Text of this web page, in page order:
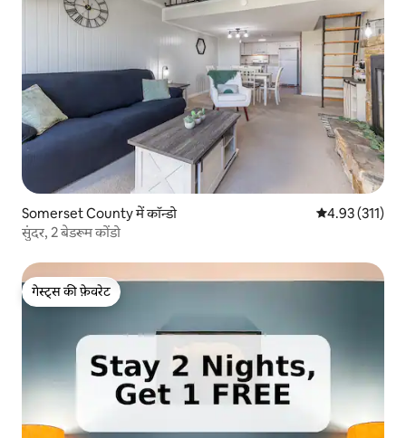
Somerset County में कॉन्डो औसत रेटिंग 5 में से
4.93 (311)
सुंदर, 2 बेडरूम कोंडो
गेस्ट्स की फ़ेवरेट
गेस्ट्स की फ़ेवरेट